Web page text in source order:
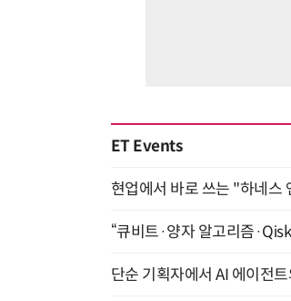
ET Events
현업에서 바로 쓰는 "하네스
“큐비트·양자 알고리즘
단순 기획자에서 AI 에이전